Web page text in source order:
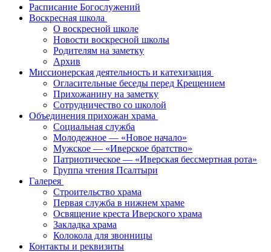
Расписание Богослужений
Воскресная школа
О воскресной школе
Новости воскресной школы
Родителям на заметку
Архив
Миссионерская деятельность и катехизация
Огласительные беседы перед Крещением
Прихожанину на заметку
Сотрудничество со школой
Объединения прихожан храма
Социальная служба
Молодежное — «Новое начало»
Мужское — «Иверское братство»
Патриотическое — «Иверская бессмертная рота»
Группа чтения Псалтыри
Галерея
Строительство храма
Первая служба в нижнем храме
Освящение креста Иверского храма
Закладка храма
Колокола для звонницы
Контакты и реквизиты